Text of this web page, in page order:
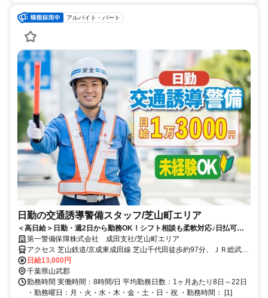
アルバイト・パート
日勤の交通誘導警備スタッフ/芝山町エリア
＜高日給＞日勤・週2日から勤務OK！シフト相談も柔軟対応♪日払可◎
未経験歓迎★
第一警備保障株式会社 成田支社/芝山町エリア
アクセス 芝山鉄道/京成東成田線 芝山千代田徒歩約97分、ＪＲ総武本
線 松尾（千葉県）徒歩約99分、ＪＲ総武本線 横芝徒歩約114分 直行
直帰OK＊交通費全額支給＊
日給13,000円
千葉県山武郡
勤務時間 実働時間：8時間/日 平均勤務日数：1ヶ月あたり8日～22日
・勤務曜日：月・火・水・木・金・土・日・祝 ・勤務時間： [1]